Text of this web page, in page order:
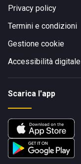
Privacy policy
Termini e condizioni
Gestione cookie
Accessibilità digitale
Scarica l'app